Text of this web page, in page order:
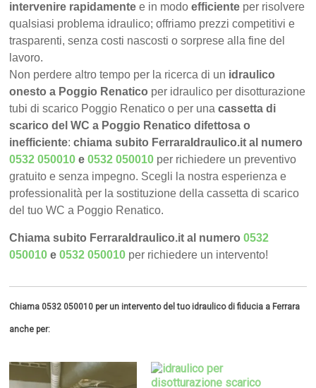
intervenire rapidamente e in modoefficiente per risolvere
qualsiasi problema idraulico; offriamo prezzi competitivi e
trasparenti, senza costi nascosti o sorprese alla fine del
lavoro.
Non perdere altro tempo per la ricerca di un idraulico
onesto a Poggio Renatico per idraulico per disotturazione
tubi di scarico Poggio Renatico o per unacassetta di
scarico del WC a Poggio Renatico difettosa o
inefficiente:chiama subito FerraraIdraulico.it al numero
0532 050010 e0532 050010 per richiedere un preventivo
gratuito e senza impegno. Scegli la nostra esperienza e
professionalità per la sostituzione della cassetta di scarico
del tuo WC a Poggio Renatico.
Chiama subito FerraraIdraulico.it al numero0532
050010 e0532 050010 per richiedere un intervento!
Chiama 0532 050010 per un intervento del tuo idraulico di fiducia a Ferrara
anche per: